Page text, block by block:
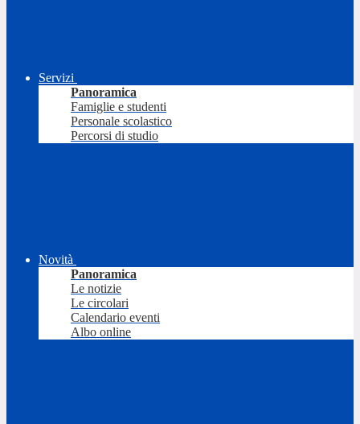
Servizi
Panoramica
Famiglie e studenti
Personale scolastico
Percorsi di studio
Novità
Panoramica
Le notizie
Le circolari
Calendario eventi
Albo online